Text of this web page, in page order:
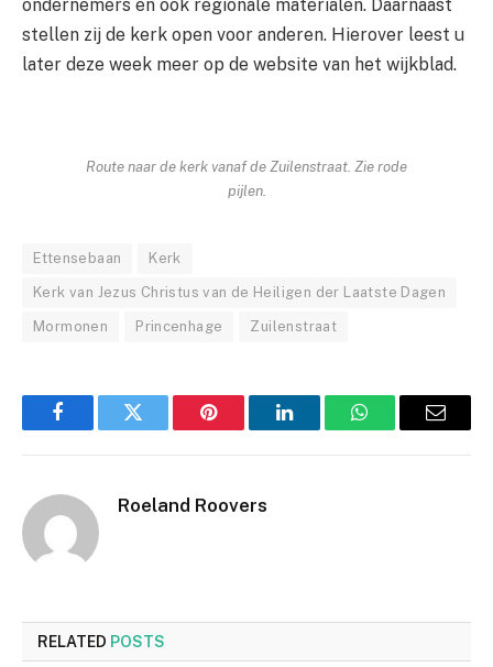
ondernemers en ook regionale materialen. Daarnaast
stellen zij de kerk open voor anderen. Hierover leest u
later deze week meer op de website van het wijkblad.
Route naar de kerk vanaf de Zuilenstraat. Zie rode
pijlen.
Ettensebaan Kerk
Kerk van Jezus Christus van de Heiligen der Laatste Dagen
Mormonen Princenhage Zuilenstraat
FacebookTwitter Pinterest LinkedInWhatsAppEmail
Roeland Roovers
RELATED POSTS